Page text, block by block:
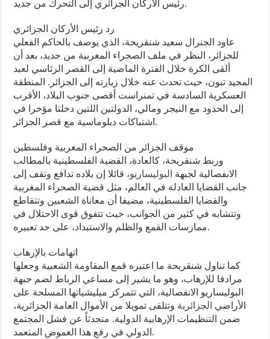
رئيس الأركان الجزائري إلى التحرك من جديد.
رد رئيس الأركان الجزائري
عاود الجنرال سعيد شنقريحة، الذي يوصف بالحاكم الفعلي
للجزائر، النظر في ملف الصحراء المغربية من جديد، بعد أن
ألقى الكرة خلال الفترة الماضية إلى القصر الرئاسي لعبد
المجيد تبون، حيث تحدث عنه خلال زيارته إلى الجزائر. المنطقة
العسكرية السادسة في تمنراست أقصى جنوب البلاد، الأقرب
إلى الحدود مع النيجر ومالي، الدولتين اللتين دخلتا مؤخرا في
اشتباكات دبلوماسية مع قصر الجزائر.
موقف الجزائر من الصحراء المغربية وفلسطين
وربط شنقريحة، كالعادة، القضية الفلسطينية بالمطالب
الانفصالية لجبهة البوليساريو، قائلا إن بلاده تدافع وتقف إلى
جانب القضايا العادلة في العالم، مثل قضية الصحراء المغربية
والقضايا الفلسطينية، مضيفا أن معاناة الشعبين وتتقاطع
وتتشابه في كثير من الجوانب، حيث تتفوق قوى الاحتلال في
ممارسات القمع والظلم والاستبداد، على حد تعبيره.
اتهامات بالإرهاب
كما تناول شنقريحة ما اعتبره قمع المقاومة الشعبية وجعلها
مرادفا للإرهاب، وهو ما يشير إلى مساعي الرباط لضم جبهة
البوليساريو الانفصالية، التي تتمركز ميليشياتها المسلحة على
الأراضي الجزائرية وتتلقى تمويلا من الأموال العامة الجزائرية،
ضمن التنظيمات الإرهابية الدولية. متحدثاً عن فشل المجتمع
الدولي في رفع هذا الغموض المتعمد.